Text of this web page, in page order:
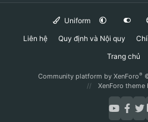
Uniform
Liên hệ
Quy định và Nội quy
Trang chủ
Community platform by XenForo®
XenForo theme